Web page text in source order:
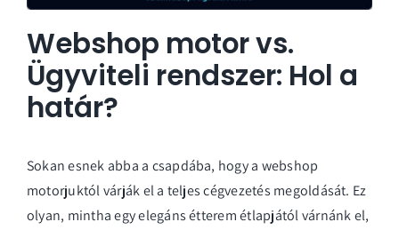
Webshop motor vs.
Ügyviteli rendszer: Hol a
határ?
Sokan esnek abba a csapdába, hogy a webshop
motorjuktól várják el a teljes cégvezetés megoldását. Ez
olyan, mintha egy elegáns étterem étlapjától várnánk el,